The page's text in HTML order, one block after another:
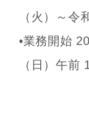
（火）～令
•業務開始
（日）午前